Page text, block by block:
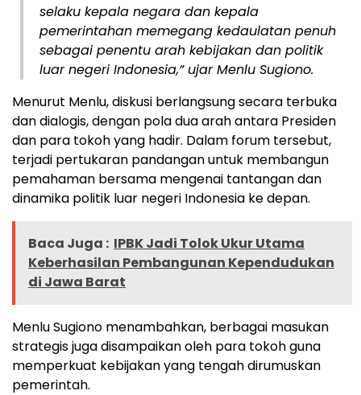
selaku kepala negara dan kepala
pemerintahan memegang kedaulatan penuh
sebagai penentu arah kebijakan dan politik
luar negeri Indonesia,” ujar Menlu Sugiono.
Menurut Menlu, diskusi berlangsung secara terbuka
dan dialogis, dengan pola dua arah antara Presiden
dan para tokoh yang hadir. Dalam forum tersebut,
terjadi pertukaran pandangan untuk membangun
pemahaman bersama mengenai tantangan dan
dinamika politik luar negeri Indonesia ke depan.
Baca Juga : IPBK Jadi Tolok Ukur Utama
Keberhasilan Pembangunan Kependudukan
di Jawa Barat
Menlu Sugiono menambahkan, berbagai masukan
strategis juga disampaikan oleh para tokoh guna
memperkuat kebijakan yang tengah dirumuskan
pemerintah.